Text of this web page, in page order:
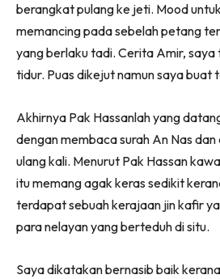
berangkat pulang ke jeti. Mood
memancing pada sebelah petang
yang berlaku tadi. Cerita Amir,
tidur. Puas dikejut namun saya buat
Akhirnya Pak Hassanlah yang
dengan membaca surah An Nas
ulang kali. Menurut Pak Hassan
itu memang agak keras sedikit
terdapat sebuah kerajaan jin kafir
para nelayan yang berteduh di situ.
Saya dikatakan bernasib baik